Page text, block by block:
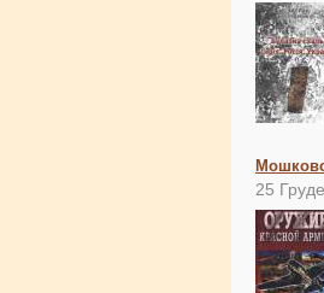
25